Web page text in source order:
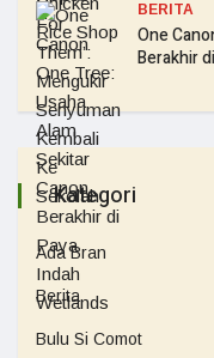
BERITA
One
Berakhir
Kategori
Ada Bran
Berita
Bulu Si Comot